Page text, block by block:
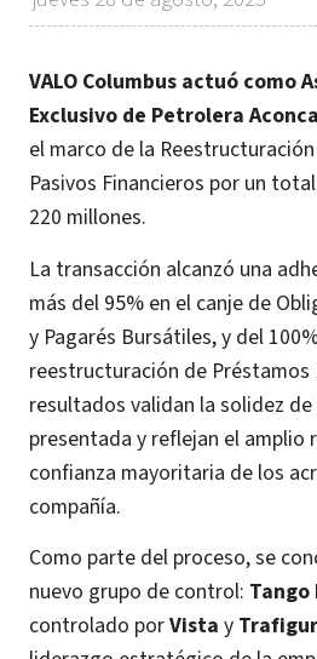
VALO Columbus actuó como
Exclusivo de Petrolera
el marco de la
Pasivos Financieros por un
220 millones.
La transacción alcanzó una
más del 95% en el canje de
y Pagarés Bursátiles, y del
reestructuración de Préstamos
resultados validan la solidez
presentada y reflejan el amplio
confianza mayoritaria de los
compañía.
Como parte del proceso, se
nuevo grupo de control: Tango
controlado porVista y